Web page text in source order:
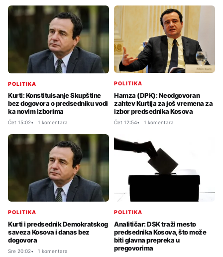
POLITIKA
Kurti: Konstituisanje Skupštine
bez dogovora o predsedniku vodi
ka novim izborima
Čet 15:02 1 komentara
POLITIKA
Hamza (DPK): Neodgovoran
zahtev Kurtija za još vremena za
izbor predsednika Kosova
Čet 12:54 1 komentara
POLITIKA
Kurti i predsednik Demokratskog
saveza Kosova i danas bez
dogovora
Sre 20:02 1 komentara
POLITIKA
Analitičar: DSK traži mesto
predsednika Kosova, što može
biti glavna prepreka u
pregovorima